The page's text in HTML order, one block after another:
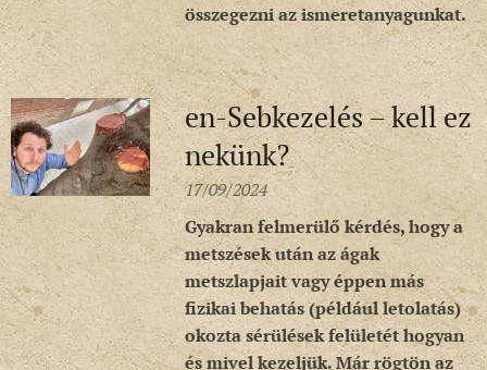
összegezni az ismeretanyagunkat.
en-Sebkezelés – kell ez
nekünk?
17/09/2024
Gyakran felmerülő kérdés, hogy a
metszések után az ágak
metszlapjait vagy éppen más
fizikai behatás (például letolatás)
okozta sérülések felületét hogyan
és mivel kezeljük. Már rögtön az